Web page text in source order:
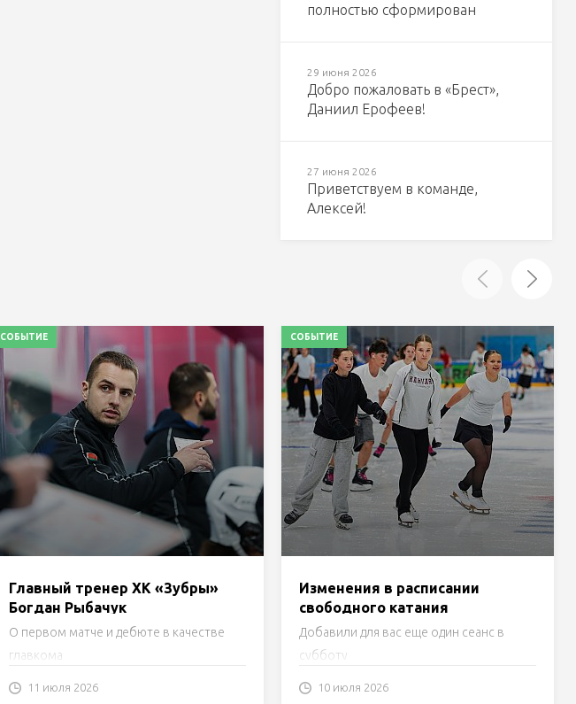
полностью сформирован
29 июня 2026
Добро пожаловать в «Брест»,
Даниил Ерофеев!
27 июня 2026
Приветствуем в команде,
Алексей!
СОБЫТИЕ
Главный тренер ХК «Зубры»
Богдан Рыбачук
О первом матче и дебюте в качестве
главкома
11 июля 2026
СОБЫТИЕ
Изменения в расписании
свободного катания
Добавили для вас еще один сеанс в
субботу
10 июля 2026